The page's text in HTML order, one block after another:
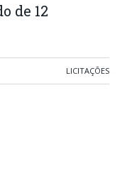
de 12
LICITAÇÕES